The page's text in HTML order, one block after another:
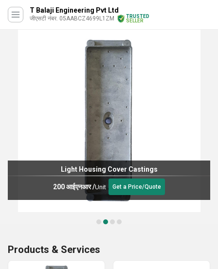
T Balaji Engineering Pvt Ltd
जीएसटी नंबर. 05AABCZ4699L1ZM
TRUSTED
SELLER
Light Housing Cover Castings
200 आईएनआर/Unit Get a Price/Quote
Products & Services